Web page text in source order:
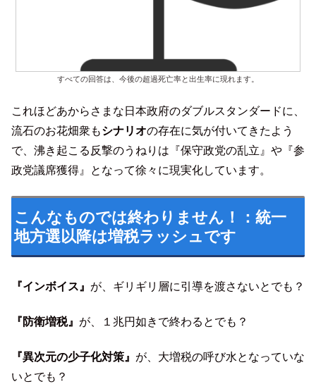
すべての回答は、今後の超過死亡率と出生率に現れます。
これほどあからさまな日本政府のダブルスタンダードに、
流石のお花畑衆もシナリオの存在に気が付いてきたよう
で、沸き起こる反撃のうねりは『保守政党の乱立』や『参
政党議席獲得』となって徐々に現実化しています。
こんなものでは終わりません！：統一
地方選以降は増税ラッシュです
『インボイス』 が、ギリギリ層に引導を渡さないとでも？
『防衛増税』 が、１兆円如きで終わるとでも？
『異次元の少子化対策』 が、大増税の呼び水となっていな
いとでも？